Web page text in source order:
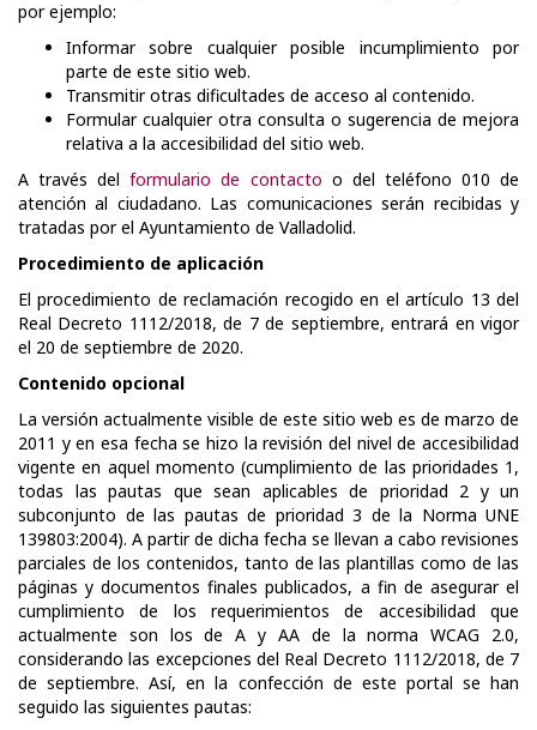
por ejemplo:
Informar sobre cualquier posible incumplimiento por
parte de este sitio web.
Transmitir otras dificultades de acceso al contenido.
Formular cualquier otra consulta o sugerencia de mejora
relativa a la accesibilidad del sitio web.
A través delformulario de contacto o del teléfono 010 de
atención al ciudadano. Las comunicaciones serán recibidas y
tratadas por el Ayuntamiento de Valladolid.
Procedimiento de aplicación
El procedimiento de reclamación recogido en el artículo 13 del
Real Decreto 1112/2018, de 7 de septiembre, entrará en vigor
el 20 de septiembre de 2020.
Contenido opcional
La versión actualmente visible de este sitio web es de marzo de
2011 y en esa fecha se hizo la revisión del nivel de accesibilidad
vigente en aquel momento (cumplimiento de las prioridades 1,
todas las pautas que sean aplicables de prioridad 2 y un
subconjunto de las pautas de prioridad 3 de la Norma UNE
139803:2004). A partir de dicha fecha se llevan a cabo revisiones
parciales de los contenidos, tanto de las plantillas como de las
páginas y documentos finales publicados, a fin de asegurar el
cumplimiento de los requerimientos de accesibilidad que
actualmente son los de A y AA de la norma WCAG 2.0,
considerando las excepciones del Real Decreto 1112/2018, de 7
de septiembre. Así, en la confección de este portal se han
seguido las siguientes pautas: